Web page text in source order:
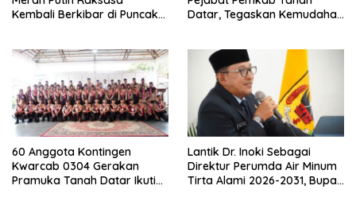
Kembali Berkibar di Puncak
Datar, Tegaskan Kemudahan
60 Anggota Kontingen
Kwarcab 0304 Gerakan
Pramuka Tanah Datar Ikuti
Lantik Dr. Inoki Sebagai
Direktur Perumda Air Minum
Tirta Alami 2026-2031, Bupati